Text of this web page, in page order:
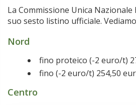
La Commissione Unica
suo sesto listino ufficiale.
Nord
fino proteico (-2 euro/t)
fino (-2 euro/t) 254,50
Centro